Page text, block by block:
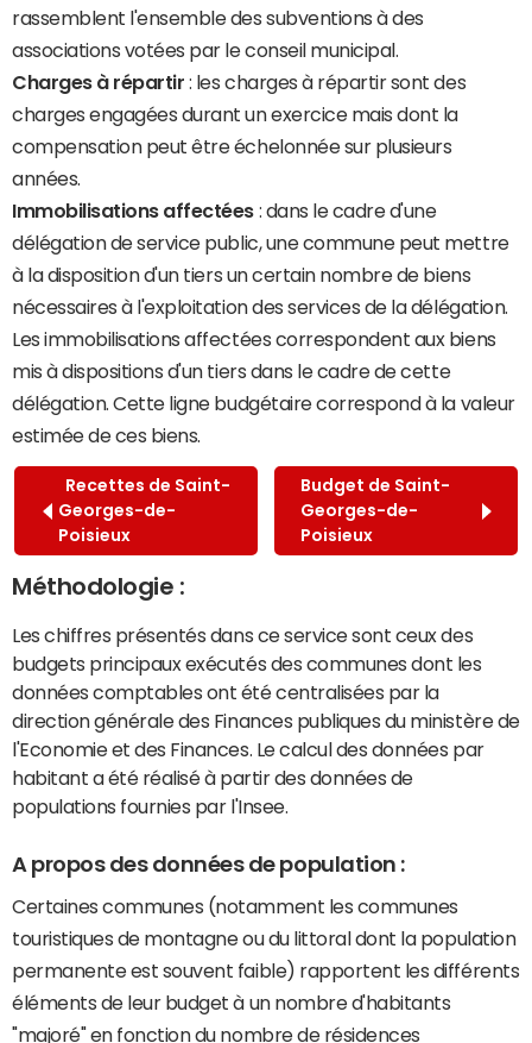
rassemblent l'ensemble des subventions à des
associations votées par le conseil municipal.
Charges à répartir : les charges à répartir sont des
charges engagées durant un exercice mais dont la
compensation peut être échelonnée sur plusieurs
années.
Immobilisations affectées : dans le cadre d'une
délégation de service public, une commune peut mettre
à la disposition d'un tiers un certain nombre de biens
nécessaires à l'exploitation des services de la délégation.
Les immobilisations affectées correspondent aux biens
mis à dispositions d'un tiers dans le cadre de cette
délégation. Cette ligne budgétaire correspond à la valeur
estimée de ces biens.
Recettes de Saint-
Georges-de-
Poisieux
Budget de Saint-
Georges-de-
Poisieux
Méthodologie :
Les chiffres présentés dans ce service sont ceux des
budgets principaux exécutés des communes dont les
données comptables ont été centralisées par la
direction générale des Finances publiques du ministère de
l'Economie et des Finances. Le calcul des données par
habitant a été réalisé à partir des données de
populations fournies par l'Insee.
A propos des données de population :
Certaines communes (notamment les communes
touristiques de montagne ou du littoral dont la population
permanente est souvent faible) rapportent les différents
éléments de leur budget à un nombre d'habitants
"majoré" en fonction du nombre de résidences